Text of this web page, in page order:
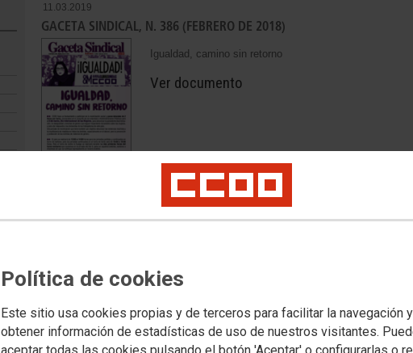
Política de cookies
Este sitio usa cookies propias y de terceros para facilitar la navegación y
obtener información de estadísticas de uso de nuestros visitantes.
aceptar todas las cookies pulsando el botón 'Aceptar' o configurarlas o
11.03.2019
GACETA SINDICAL, N. 386 (FEBRERO DE 2018)
Igualdad, camino sin retorno
Ver documento
Informe sobre la situació sociolaboral de les dones al
Tècnic de CCOO PV i la Secretaria de les Dones i